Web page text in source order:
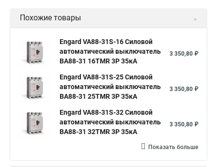
Похожие товары
Engard VA88-31S-16 Силовой
автоматический выключатель
ВА88-31 16TMR 3P 35кА
3 350,80 ₽
Engard VA88-31S-25 Силовой
автоматический выключатель
ВА88-31 25TMR 3P 35кА
3 350,80 ₽
Engard VA88-31S-32 Силовой
автоматический выключатель
ВА88-31 32TMR 3P 35кА
3 350,80 ₽
Показать больше